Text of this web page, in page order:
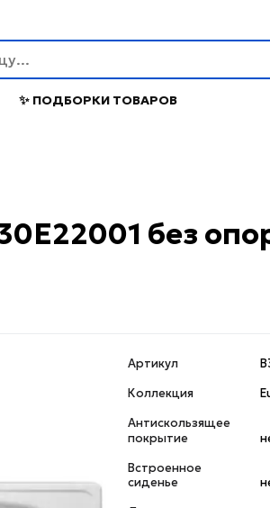
✨ ПОДБОРКИ ТОВАРОВ
без
Артикул
Коллекция
Антискользящее
покрытие
Встроенное
сиденье